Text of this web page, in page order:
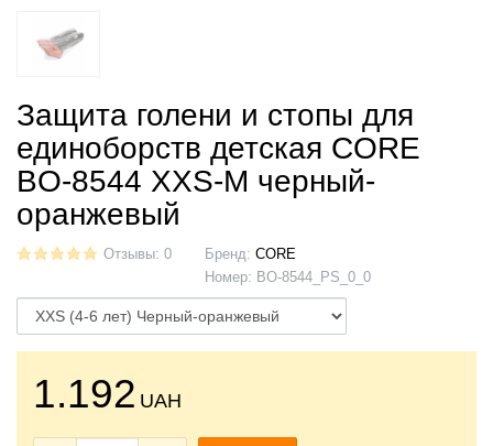
Защита голени и стопы для
единоборств детская CORE
BO-8544 XXS-M черный-
оранжевый
Отзывы: 0 Бренд: CORE
Номер: BO-8544_PS_0_0
1.192 UAH